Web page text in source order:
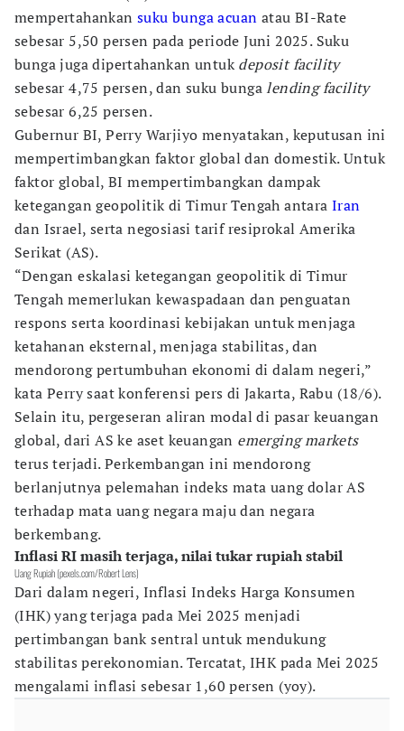
mempertahankan suku bunga acuan atau BI-Rate
sebesar 5,50 persen pada periode Juni 2025. Suku
bunga juga dipertahankan untukdeposit facility
sebesar 4,75 persen, dan suku bungalending facility
sebesar 6,25 persen.
Gubernur BI, Perry Warjiyo menyatakan, keputusan ini
mempertimbangkan faktor global dan domestik. Untuk
faktor global, BI mempertimbangkan dampak
ketegangan geopolitik di Timur Tengah antara Iran
dan Israel, serta negosiasi tarif resiprokal Amerika
Serikat (AS).
“Dengan eskalasi ketegangan geopolitik di Timur
Tengah memerlukan kewaspadaan dan penguatan
respons serta koordinasi kebijakan untuk menjaga
ketahanan eksternal, menjaga stabilitas, dan
mendorong pertumbuhan ekonomi di dalam negeri,”
kata Perry saat konferensi pers di Jakarta, Rabu (18/6).
Selain itu, pergeseran aliran modal di pasar keuangan
global, dari AS ke aset keuangan emerging markets
terus terjadi. Perkembangan ini mendorong
berlanjutnya pelemahan indeks mata uang dolar AS
terhadap mata uang negara maju dan negara
berkembang.
Inflasi RI masih terjaga, nilai tukar rupiah stabil
Uang Rupiah (pexels.com/Robert Lens)
Dari dalam negeri, Inflasi Indeks Harga Konsumen
(IHK) yang terjaga pada Mei 2025 menjadi
pertimbangan bank sentral untuk mendukung
stabilitas perekonomian. Tercatat, IHK pada Mei 2025
mengalami inflasi sebesar 1,60 persen (yoy).